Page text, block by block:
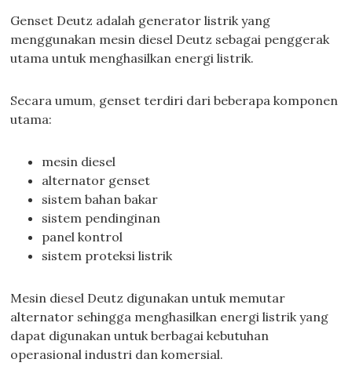
Genset Deutz adalah generator listrik yang
menggunakan mesin diesel Deutz sebagai penggerak
utama untuk menghasilkan energi listrik.
Secara umum, genset terdiri dari beberapa komponen
utama:
mesin diesel
alternator genset
sistem bahan bakar
sistem pendinginan
panel kontrol
sistem proteksi listrik
Mesin diesel Deutz digunakan untuk memutar
alternator sehingga menghasilkan energi listrik yang
dapat digunakan untuk berbagai kebutuhan
operasional industri dan komersial.